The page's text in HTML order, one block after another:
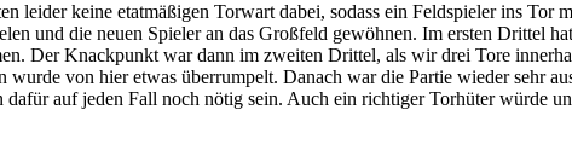
leider keine etatmäßigen Torwart dabei, sodass ein Feldspieler ins Tor
und die neuen Spieler an das Großfeld gewöhnen. Im ersten Drittel
Der Knackpunkt war dann im zweiten Drittel, als wir drei Tore
von hier etwas überrumpelt. Danach war die Partie wieder sehr
auf jeden Fall noch nötig sein. Auch ein richtiger Torhüter würde